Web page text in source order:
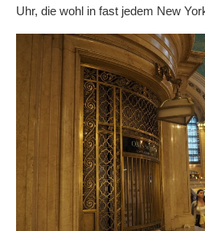
Uhr, die wohl in fast jedem New